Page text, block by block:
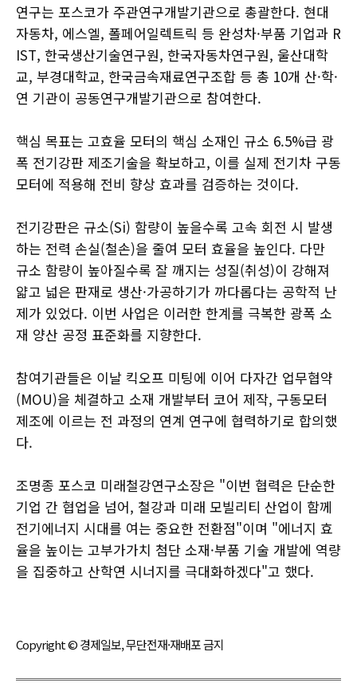
연구는 포스코가 주관연구개발기관으로 총괄한다. 현대
자동차, 에스엘, 폴페어일렉트릭 등 완성차·부품 기업과 R
IST, 한국생산기술연구원, 한국자동차연구원, 울산대학
교, 부경대학교, 한국금속재료연구조합 등 총 10개 산·학·
연 기관이 공동연구개발기관으로 참여한다.
핵심 목표는 고효율 모터의 핵심 소재인 규소 6.5%급 광
폭 전기강판 제조기술을 확보하고, 이를 실제 전기차 구동
모터에 적용해 전비 향상 효과를 검증하는 것이다.
전기강판은 규소(Si) 함량이 높을수록 고속 회전 시 발생
하는 전력 손실(철손)을 줄여 모터 효율을 높인다. 다만
규소 함량이 높아질수록 잘 깨지는 성질(취성)이 강해져
얇고 넓은 판재로 생산·가공하기가 까다롭다는 공학적 난
제가 있었다. 이번 사업은 이러한 한계를 극복한 광폭 소
재 양산 공정 표준화를 지향한다.
참여기관들은 이날 킥오프 미팅에 이어 다자간 업무협약
(MOU)을 체결하고 소재 개발부터 코어 제작, 구동모터
제조에 이르는 전 과정의 연계 연구에 협력하기로 합의했
다.
조명종 포스코 미래철강연구소장은 "이번 협력은 단순한
기업 간 협업을 넘어, 철강과 미래 모빌리티 산업이 함께
전기에너지 시대를 여는 중요한 전환점"이며 "에너지 효
율을 높이는 고부가가치 첨단 소재·부품 기술 개발에 역량
을 집중하고 산학연 시너지를 극대화하겠다"고 했다.
Copyright © 경제일보, 무단전재·재배포 금지